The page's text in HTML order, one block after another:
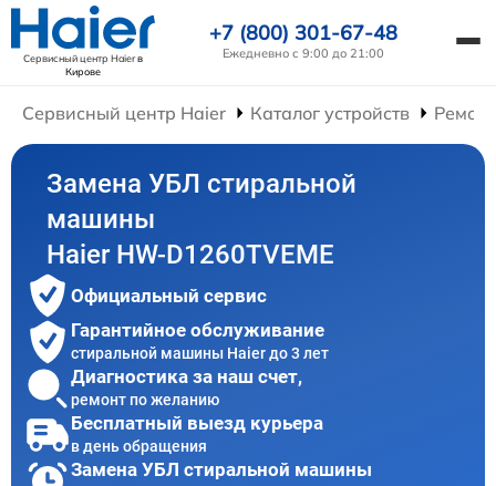
Сервисный центр Haierв
Кирове
+7 (800) 301-67-48
Ежедневно с 9:00 до 21:00
Сервисный центр Haier Каталог устройств
Замена УБЛ стиральной
машины
Haier HW-D1260TVEME
Официальный сервис
Гарантийное обслуживание
стиральной машины Haier до 3 лет
Диагностика за наш счет,
ремонт по желанию
Бесплатный выезд курьера
в день обращения
Замена УБЛ стиральной машины